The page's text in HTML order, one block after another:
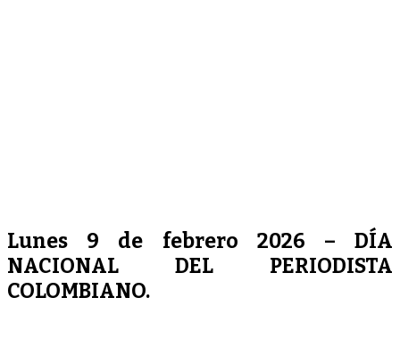
Lunes 9 de febrero 2026 – DÍA
NACIONAL DEL PERIODISTA
COLOMBIANO.